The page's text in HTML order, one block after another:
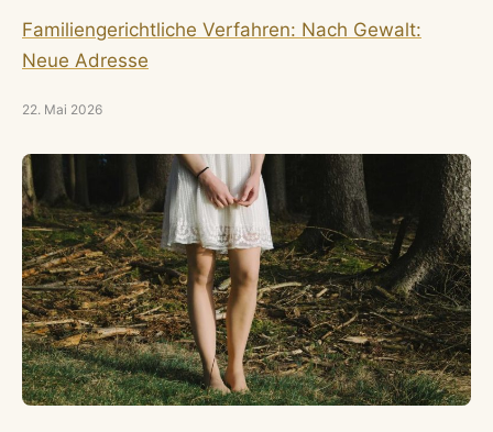
Familiengerichtliche Verfahren: Nach Gewalt:
Neue Adresse
22. Mai 2026